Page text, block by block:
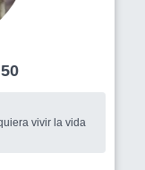
50
vivir la vida